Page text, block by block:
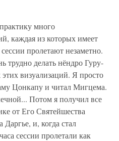
много
каждая из которых имеет
пролетают незаметно.
трудно делать нёндро Гуру-
этих визуализаций. Я просто
Цонкапу и читал Мигцема.
Потом я получил все
от Его Святейшества
и, когда стал
сессии пролетали как